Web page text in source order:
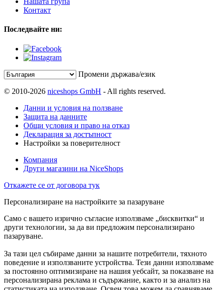
Контакт
Последвайте ни:
Промени държава/език
© 2010-2026 niceshops GmbH - All rights reserved.
Данни и условия на ползване
Защита на данните
Общи условия и право на отказ
Декларация за достъпност
Настройки за поверителност
Компания
Други магазини на NiceShops
Откажете се от договора тук
Персонализиране на настройките за пазаруване
Само с вашето изрично съгласие използваме „бисквитки“ и
други технологии, за да ви предложим персонализирано
пазаруване.
За тази цел събираме данни за нашите потребители, тяхното
поведение и използваните устройства. Тези данни използваме
за постоянно оптимизиране на нашия уебсайт, за показване на
персонализирана реклама и съдържание, както и за анализ на